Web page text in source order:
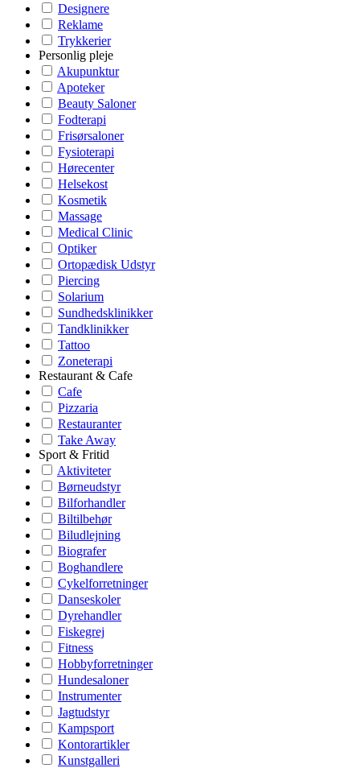
Designere
Reklame
Trykkerier
Personlig pleje
Akupunktur
Apoteker
Beauty Saloner
Fodterapi
Frisørsaloner
Fysioterapi
Hørecenter
Helsekost
Kosmetik
Massage
Medical Clinic
Optiker
Ortopædisk Udstyr
Piercing
Solarium
Sundhedsklinikker
Tandklinikker
Tattoo
Zoneterapi
Restaurant & Cafe
Cafe
Pizzaria
Restauranter
Take Away
Sport & Fritid
Aktiviteter
Børneudstyr
Bilforhandler
Biltilbehør
Biludlejning
Biografer
Boghandlere
Cykelforretninger
Danseskoler
Dyrehandler
Fiskegrej
Fitness
Hobbyforretninger
Hundesaloner
Instrumenter
Jagtudstyr
Kampsport
Kontorartikler
Kunstgalleri